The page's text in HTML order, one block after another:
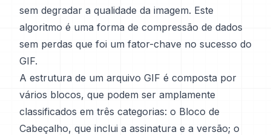
sem degradar a qualidade da imagem. Este
algoritmo é uma forma de compressão de dados
sem perdas que foi um fator-chave no sucesso do
GIF.
A estrutura de um arquivo GIF é composta por
vários blocos, que podem ser amplamente
classificados em três categorias: o Bloco de
Cabeçalho, que inclui a assinatura e a versão; o